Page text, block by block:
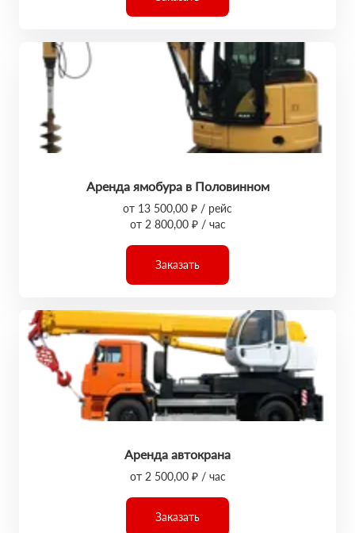
Аренда ямобура в Половинном
от 13 500,00 ₽ / рейс
от 2 800,00 ₽ / час
Заказать
Аренда автокрана
от 2 500,00 ₽ / час
Заказать